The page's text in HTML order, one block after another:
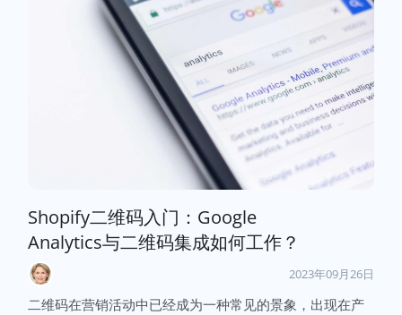
Shopify二维码入门：Google
Analytics与二维码集成如何工作？
2023年09月26日
二维码在营销活动中已经成为一种常见的景象，出现在产